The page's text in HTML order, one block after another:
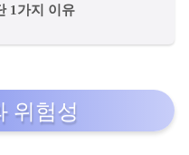
1가지 이유
위험성